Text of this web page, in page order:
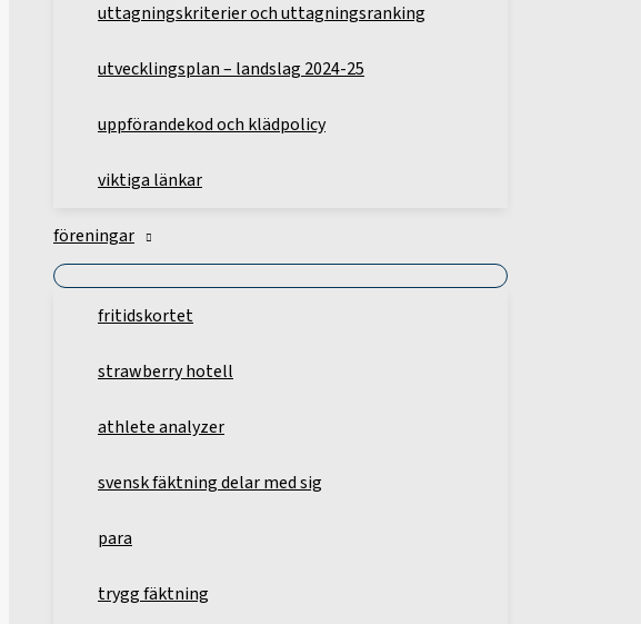
uttagningskriterier och uttagningsranking
utvecklingsplan – landslag 2024-25
uppförandekod och klädpolicy
viktiga länkar
föreningar
fritidskortet
strawberry hotell
athlete analyzer
svensk fäktning delar med sig
para
trygg fäktning